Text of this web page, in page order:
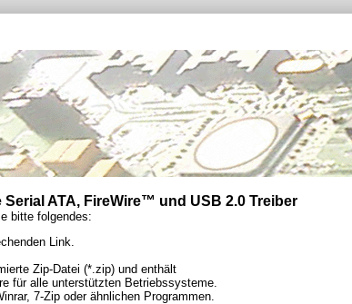
Serial ATA, FireWire™ und USB 2.0 Treiber
bitte folgendes:
Link.
Zip-Datei (*.zip) und enthält
für alle unterstützten Betriebssysteme.
7-Zip oder ähnlichen Programmen.